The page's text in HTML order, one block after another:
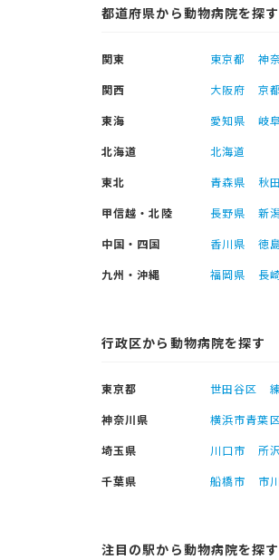
都道府県から動物病院を探す
関東 東京都 神
関西
大阪府 京
東海
愛知県 岐
北海道
北海道
東北
青森県 秋
甲信越・北陸
長野県 新
中国・四国
香川県 徳
九州・沖縄
福岡県 長
行政区から動物病院を探す
東京都 世田谷区
神奈川県
横浜市青葉
埼玉県
川口市 所
千葉県
船橋市 市
注目の駅から動物病院を探す